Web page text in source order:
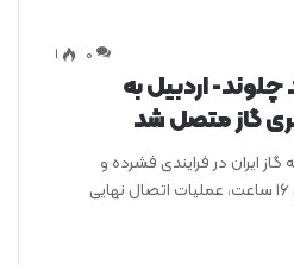
0 ۱
اردبیل به
گاز متصل شد
ایران در فرایندی فشرده و
شبانه‌روزی موفق شد طی ۱۶ ساعت، عملیات اتصال نهایی